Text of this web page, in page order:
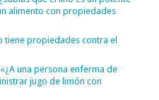
alimento con propiedades
tiene propiedades contra el
una persona enferma de
jugo de limón con